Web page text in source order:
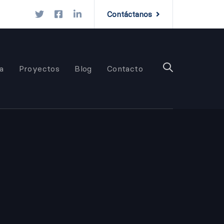
Contáctanos
Proyectos Blog Contacto